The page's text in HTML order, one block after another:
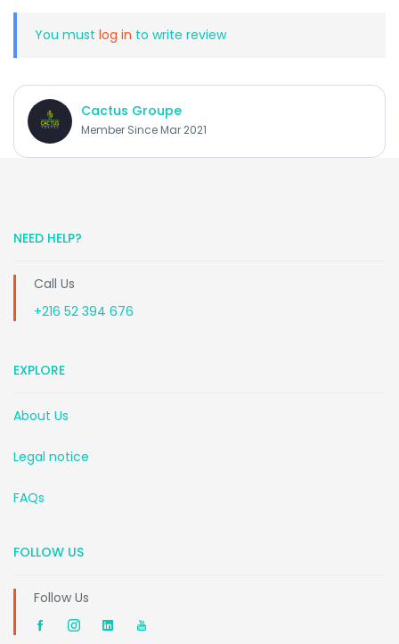
You must log in to write review
Cactus Groupe
Member Since Mar 2021
NEED HELP?
Call Us
+216 52 394 676
EXPLORE
About Us
Legal notice
FAQs
FOLLOW US
Follow Us